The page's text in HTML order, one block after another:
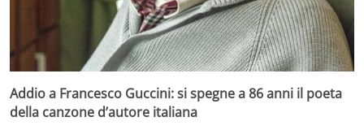
Addio a Francesco Guccini: si spegne a 86 anni il poeta
della canzone d’autore italiana